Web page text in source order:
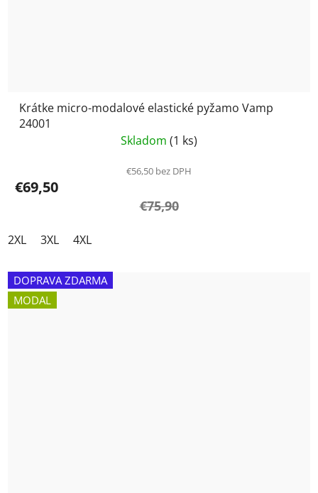
Krátke micro-modalové elastické pyžamo Vamp
24001
Skladom (1 ks)
€56,50 bez DPH
€69,50
€75,90
2XL 3XL 4XL
DOPRAVA ZDARMA
MODAL